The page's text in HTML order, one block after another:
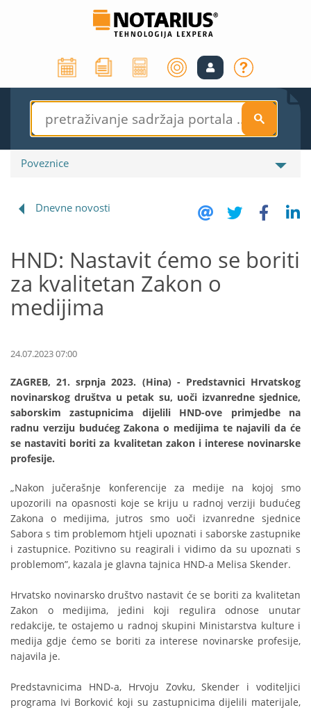
S
Poveznice
Dnevne novosti
HND: Nastavit ćemo se boriti
za kvalitetan Zakon o
medijima
24.07.2023 07:00
ZAGREB, 21. srpnja 2023. (Hina) - Predstavnici Hrvatskog
novinarskog društva u petak su, uoči izvanredne sjednice,
saborskim zastupnicima dijelili HND-ove primjedbe na
radnu verziju budućeg Zakona o medijima te najavili da će
se nastaviti boriti za kvalitetan zakon i interese novinarske
profesije.
„Nakon jučerašnje konferencije za medije na kojoj smo
upozorili na opasnosti koje se kriju u radnoj verziji budućeg
Zakona o medijima, jutros smo uoči izvanredne sjednice
Sabora s tim problemom htjeli upoznati i saborske zastupnike
i zastupnice. Pozitivno su reagirali i vidimo da su upoznati s
problemom”, kazala je glavna tajnica HND-a Melisa Skender.
Hrvatsko novinarsko društvo nastavit će se boriti za kvalitetan
Zakon o medijima, jedini koji regulira odnose unutar
redakcije, te ostajemo u radnoj skupini Ministarstva kulture i
medija gdje ćemo se boriti za interese novinarske profesije,
najavila je.
Predstavnicima HND-a, Hrvoju Zovku, Skender i voditeljici
programa Ivi Borković koji su zastupnicima dijelili materijale,